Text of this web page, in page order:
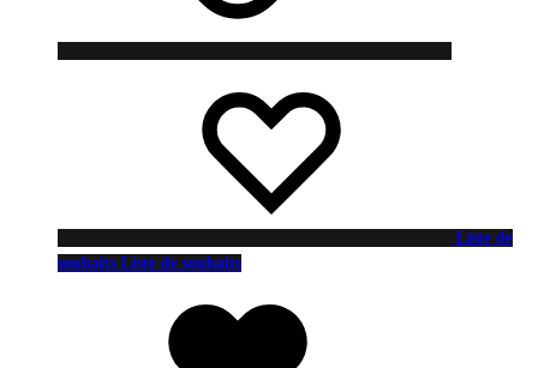
Liste de
souhaits Liste de souhaits